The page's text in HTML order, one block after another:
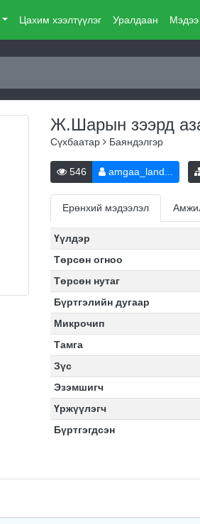
Цахим хээлтүүлэг Уралдаан Мэдээ
Ж.Шарын зээрд
Сүхбаатар Баяндэлгэр
546 amgaa_land...
Ерөнхий мэдээлэл
Үүлдэр
Төрсөн огноо
Төрсөн нутаг
Бүртгэлийн дугаар
Микрочип
Тамга
Зүс
Эзэмшигч
Үржүүлэгч
Бүртгэгдсэн